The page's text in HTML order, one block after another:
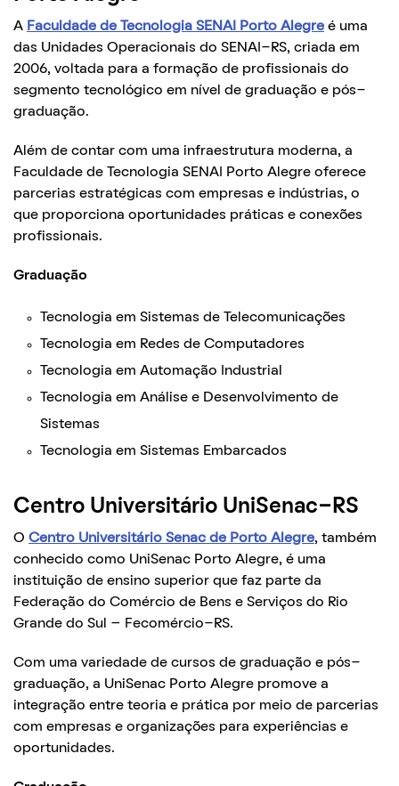
A Faculdade de Tecnologia SENAI Porto Alegre é uma
das Unidades Operacionais do SENAI-RS, criada em
2006, voltada para a formação de profissionais do
segmento tecnológico em nível de graduação e pós-
graduação.
Além de contar com uma infraestrutura moderna, a
Faculdade de Tecnologia SENAI Porto Alegre oferece
parcerias estratégicas com empresas e indústrias, o
que proporciona oportunidades práticas e conexões
profissionais.
Graduação
Tecnologia em Sistemas de Telecomunicações
Tecnologia em Redes de Computadores
Tecnologia em Automação Industrial
Tecnologia em Análise e Desenvolvimento de
Sistemas
Tecnologia em Sistemas Embarcados
Centro Universitário UniSenac-RS
O Centro Universitário Senac de Porto Alegre, também
conhecido como UniSenac Porto Alegre, é uma
instituição de ensino superior que faz parte da
Federação do Comércio de Bens e Serviços do Rio
Grande do Sul – Fecomércio-RS.
Com uma variedade de cursos de graduação e pós-
graduação, a UniSenac Porto Alegre promove a
integração entre teoria e prática por meio de parcerias
com empresas e organizações para experiências e
oportunidades.